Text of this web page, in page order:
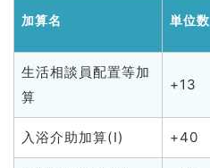
加算名 単位数
生活相談員配置等加
算
+13
入浴介助加算(Ⅰ) +40